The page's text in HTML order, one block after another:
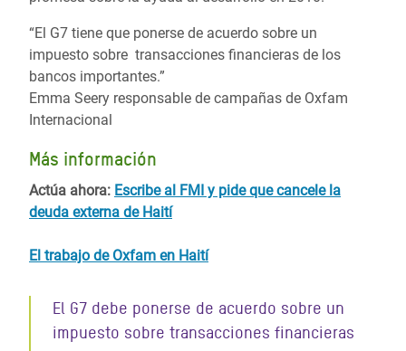
“El G7 tiene que ponerse de acuerdo sobre un
impuesto sobre transacciones financieras de los
bancos importantes.”
Emma Seery responsable de campañas de Oxfam
Internacional
Más información
Actúa ahora: Escribe al FMI y pide que cancele la
deuda externa de Haití
El trabajo de Oxfam en Haití
El G7 debe ponerse de acuerdo sobre un
impuesto sobre transacciones financieras